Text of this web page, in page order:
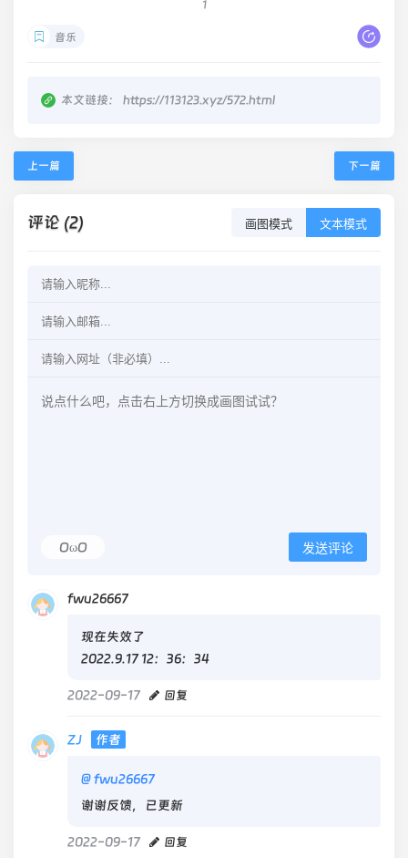
1
音乐
本文链接： https://113123.xyz/572.html
上一篇 下一篇
评论 (2) 画图模式 文本模式
OωO 发送评论
fwu26667
现在失效了
2022.9.17 12：36：34
2022-09-17 回复
ZJ 作者
@fwu26667
谢谢反馈，已更新
2022-09-17 回复